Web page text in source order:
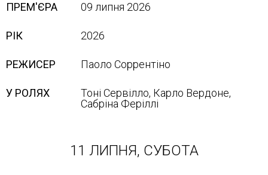
ПРЕМ'ЄРА 09 липня 2026
РІК 2026
РЕЖИСЕР Паоло Соррентіно
У РОЛЯХ
Тоні Сервілло, Карло Вердоне,
Сабріна Феріллі
11 ЛИПНЯ, СУБОТА